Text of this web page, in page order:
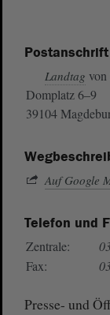
Postanschrift
Landtag von
Domplatz 6–9
39104
Auf Google
Telefon und
Zentrale:
Fax:
Presse- und